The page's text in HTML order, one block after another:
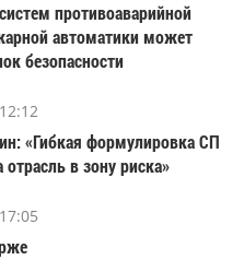
противоаварийной
автоматики может
безопасности
«Гибкая формулировка СП
отрасль в зону риска»